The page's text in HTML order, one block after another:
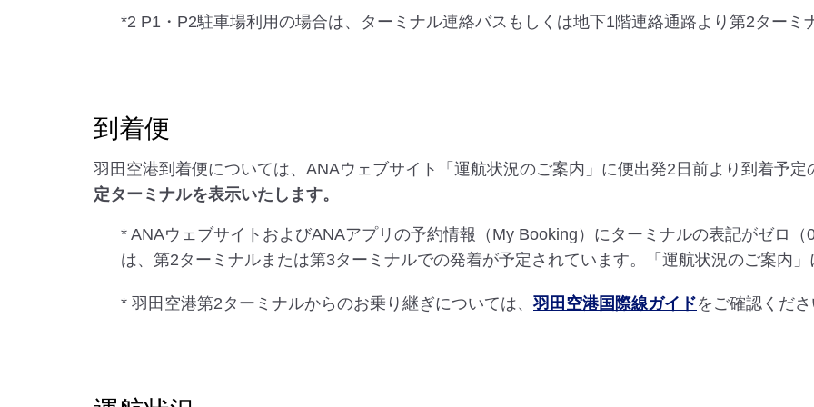
*2 P1・P2駐車場利用の場合は、ターミナル連絡バスもしくは地下1階連絡通路より第2ターミ
到着便
羽田空港到着便については、ANAウェブサイト「運航状況のご案内」に便出発2日前より到着予定
定ターミナルを表示いたします。
* ANAウェブサイトおよびANAアプリの予約情報（My Booking）にターミナルの表記がゼロ
は、第2ターミナルまたは第3ターミナルでの発着が予定されています。「運航状況のご案内
* 羽田空港第2ターミナルからのお乗り継ぎについては、 羽田空港国際線ガイドをご確認くだ